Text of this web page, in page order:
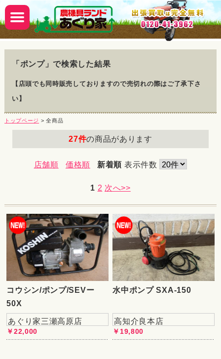
「 ポンプ」で検索した結果
【店頭でも同時販売しておりますので売切れの際はご了承下さ
い】
トップページ > 全商品
27件の商品があります
店舗順 価格順 新着順 表示件数
1 2 次へ>>
コウシン/ポンプ/SEVー
50X
あぐり家三瀬高原店
￥22,000
水中ポンプ SXA-150
高知介良本店
￥19,800